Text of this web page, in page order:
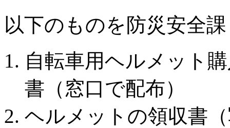
以下のものを防災安全
自転車用ヘルメット
書（窓口で配布）
ヘルメットの領収書